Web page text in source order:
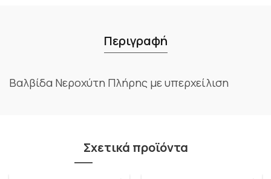
Περιγραφή
Βαλβίδα Νεροχύτη Πλήρης με υπερχείλιση
Σχετικά προϊόντα